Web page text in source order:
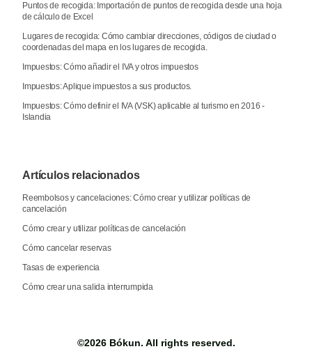
Puntos de recogida: Importación de puntos de recogida desde una hoja
de cálculo de Excel
Lugares de recogida: Cómo cambiar direcciones, códigos de ciudad o
coordenadas del mapa en los lugares de recogida.
Impuestos: Cómo añadir el IVA y otros impuestos
Impuestos: Aplique impuestos a sus productos.
Impuestos: Cómo definir el IVA (VSK) aplicable al turismo en 2016 -
Islandia
Artículos relacionados
Reembolsos y cancelaciones: Cómo crear y utilizar políticas de
cancelación
Cómo crear y utilizar políticas de cancelación
Cómo cancelar reservas
Tasas de experiencia
Cómo crear una salida interrumpida
©2026 Bókun. All rights reserved.